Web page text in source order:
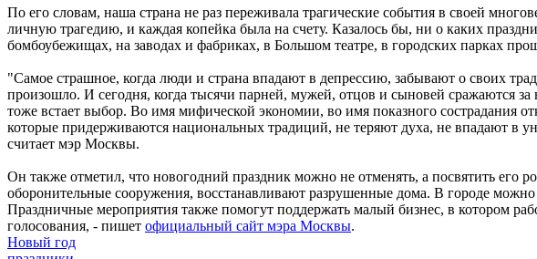
По его словам, наша страна не раз переживала трагические события в своей
личную трагедию, и каждая копейка была на счету. Казалось бы, ни о каких
бомбоубежищах, на заводах и фабриках, в Большом театре, в городских парках
"Самое страшное, когда люди и страна впадают в депрессию, забывают о своих
произошло. И сегодня, когда тысячи парней, мужей, отцов и сыновей сражаются
тоже встает выбор. Во имя мифической экономии, во имя показного сострадания
которые придерживаются национальных традиций, не теряют духа, не впадают в
считает мэр Москвы.
Он также отметил, что новогодний праздник можно не отменять, а посвятить
оборонительные сооружения, восстанавливают разрушенные дома. В городе
Праздничные мероприятия также помогут поддержать малый бизнес, в котором
голосования, - пишет официальный сайт мэра Москвы.
Новый год